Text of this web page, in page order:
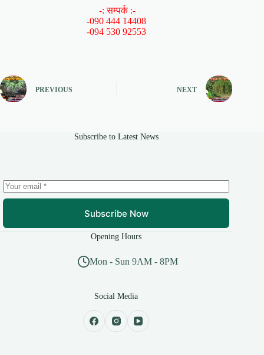
-: सम्पर्क :-
-090 444 14408
-094 530 92553
PREVIOUS NEXT
Subscribe to Latest News
Subscribe Now
Opening Hours
Mon - Sun 9AM - 8PM
Social Media